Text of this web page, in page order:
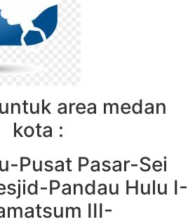
area medan
kota :
Pusat Pasar-Sei
Pandau Hulu I-
III-